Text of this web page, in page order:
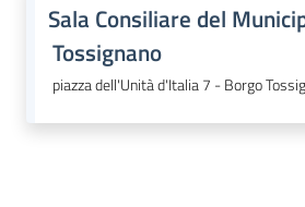
Sala Consiliare del
Tossignano
piazza dell'Unità d'Italia 7 - Borgo